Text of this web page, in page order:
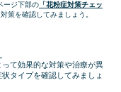
ージ下部の 「花粉症対策チェッ
策を確認してみましょう。
て効果的な対策や治療が異
タイプを確認してみましょ